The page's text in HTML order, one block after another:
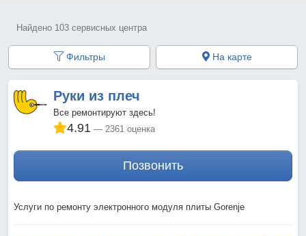
Найдено 103 сервисных центра
Фильтры На карте
Руки из плеч
Все ремонтируют здесь!
4.91 2361 оценка
Позвонить
Услуги по ремонту электронного модуля плиты Gorenje